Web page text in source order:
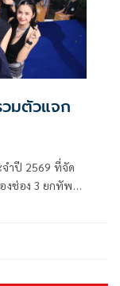
มตัวแจก
ำปี 2569 ที่จัด
งช่อง 3 ยกทัพ